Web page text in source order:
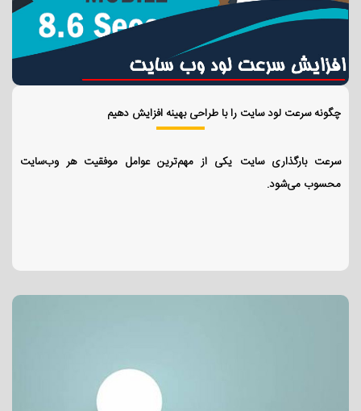
چگونه سرعت لود سایت را با طراحی بهینه افزایش دهیم
سرعت بارگذاری سایت یکی از مهم‌ترین عوامل موفقیت هر وب‌سایت
محسوب می‌شود.